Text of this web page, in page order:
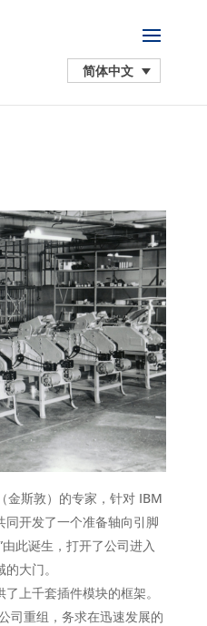
简体中文
金斯敦）的专家，针对 IBM
同开发了一个准备轴向引脚
此诞生，打开了公司进入
大门。
上千套插件模块的框架。
司重组，务求在迅速发展的